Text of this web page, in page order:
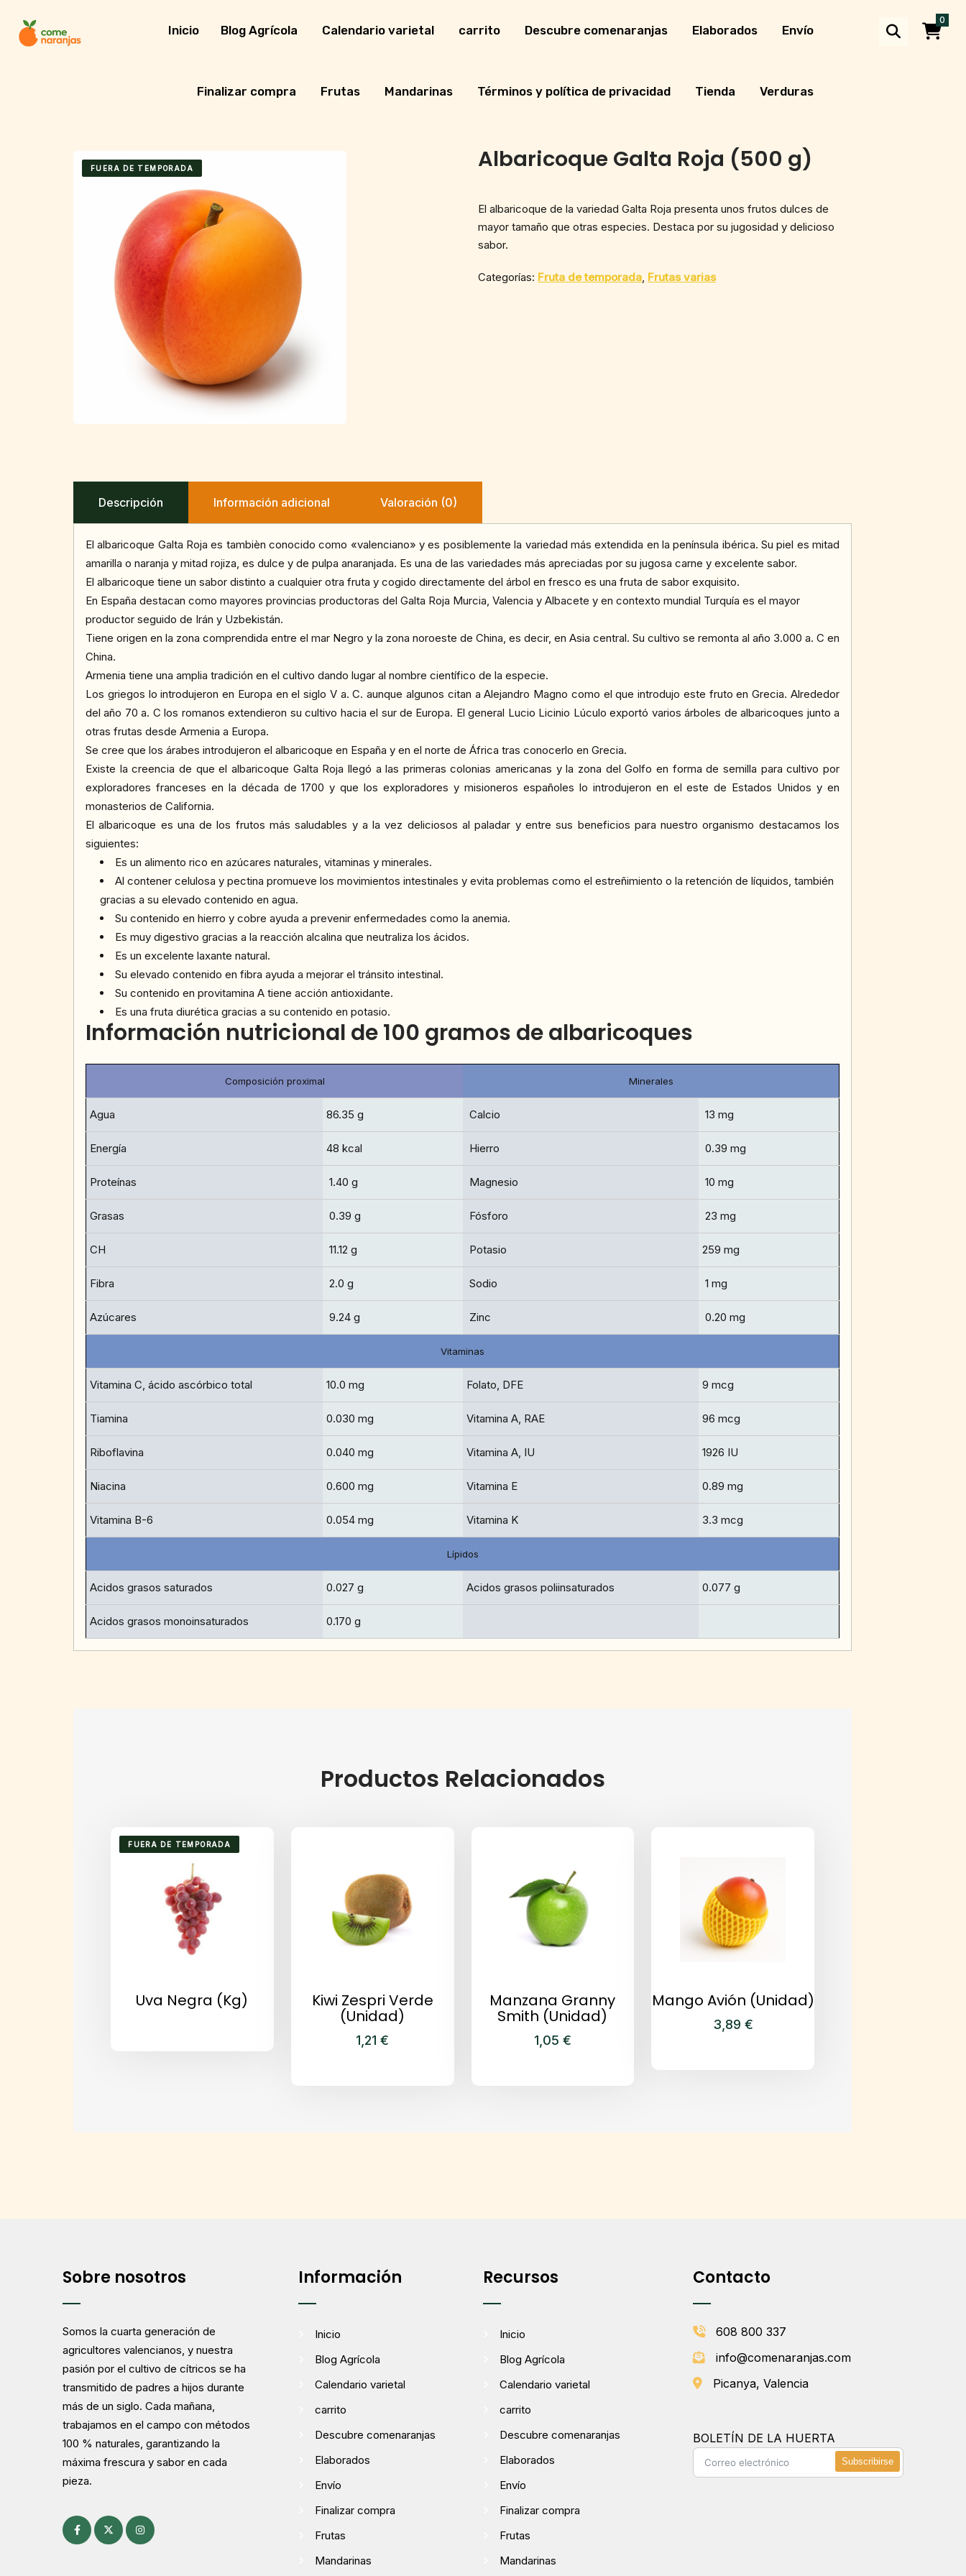
content
Inicio Blog Agrícola Calendario varietal carrito Descubre comenaranjas Elaborados Envío
Finalizar compra Frutas Mandarinas Términos y política de privacidad Tienda Verduras
0
FUERA DE TEMPORADA Albaricoque Galta Roja (500 g)
El albaricoque de la variedad Galta Roja presenta unos frutos dulces de
mayor tamaño que otras especies. Destaca por su jugosidad y delicioso
sabor.
Categorías: Fruta de temporada, Frutas varias
Descripción Información adicional Valoración (0)
El albaricoque Galta Roja es tambièn conocido como «valenciano» y es posiblemente la variedad más extendida en la península ibérica. Su piel es mitad
amarilla o naranja y mitad rojiza, es dulce y de pulpa anaranjada. Es una de las variedades más apreciadas por su jugosa carne y excelente sabor.
El albaricoque tiene un sabor distinto a cualquier otra fruta y cogido directamente del árbol en fresco es una fruta de sabor exquisito.
En España destacan como mayores provincias productoras del Galta Roja Murcia, Valencia y Albacete y en contexto mundial Turquía es el mayor
productor seguido de Irán y Uzbekistán.
Tiene origen en la zona comprendida entre el mar Negro y la zona noroeste de China, es decir, en Asia central. Su cultivo se remonta al año 3.000 a. C en
China.
Armenia tiene una amplia tradición en el cultivo dando lugar al nombre científico de la especie.
Los griegos lo introdujeron en Europa en el siglo V a. C. aunque algunos citan a Alejandro Magno como el que introdujo este fruto en Grecia. Alrededor
del año 70 a. C los romanos extendieron su cultivo hacia el sur de Europa. El general Lucio Licinio Lúculo exportó varios árboles de albaricoques junto a
otras frutas desde Armenia a Europa.
Se cree que los árabes introdujeron el albaricoque en España y en el norte de África tras conocerlo en Grecia.
Existe la creencia de que el albaricoque Galta Roja llegó a las primeras colonias americanas y la zona del Golfo en forma de semilla para cultivo por
exploradores franceses en la década de 1700 y que los exploradores y misioneros españoles lo introdujeron en el este de Estados Unidos y en
monasterios de California.
El albaricoque es una de los frutos más saludables y a la vez deliciosos al paladar y entre sus beneficios para nuestro organismo destacamos los
siguientes:
Es un alimento rico en azúcares naturales, vitaminas y minerales.
Al contener celulosa y pectina promueve los movimientos intestinales y evita problemas como el estreñimiento o la retención de líquidos, también
gracias a su elevado contenido en agua.
Su contenido en hierro y cobre ayuda a prevenir enfermedades como la anemia.
Es muy digestivo gracias a la reacción alcalina que neutraliza los ácidos.
Es un excelente laxante natural.
Su elevado contenido en fibra ayuda a mejorar el tránsito intestinal.
Su contenido en provitamina A tiene acción antioxidante.
Es una fruta diurética gracias a su contenido en potasio.
Información nutricional de 100 gramos de albaricoques
Composición proximal Minerales
Agua 86.35 g Calcio 13 mg
Energía 48 kcal Hierro 0.39 mg
Proteínas 1.40 g Magnesio 10 mg
Grasas 0.39 g Fósforo 23 mg
CH 11.12 g Potasio 259 mg
Fibra 2.0 g Sodio 1 mg
Azúcares 9.24 g Zinc 0.20 mg
Vitaminas
Vitamina C, ácido ascórbico total 10.0 mg Folato, DFE 9 mcg
Tiamina 0.030 mg Vitamina A, RAE 96 mcg
Riboflavina 0.040 mg Vitamina A, IU 1926 IU
Niacina 0.600 mg Vitamina E 0.89 mg
Vitamina B-6 0.054 mg Vitamina K 3.3 mcg
Lípidos
Acidos grasos saturados 0.027 g Acidos grasos poliinsaturados 0.077 g
Acidos grasos monoinsaturados 0.170 g
Productos Relacionados
FUERA DE TEMPORADA
Uva Negra (kg) Kiwi Zespri Verde
(Unidad)
1,21€
Manzana Granny
Smith (Unidad)
1,05 €
Mango Avión (Unidad)
3,89 €
Sobre nosotros
Somos la cuarta generación de
agricultores valencianos, y nuestra
pasión por el cultivo de cítricos se ha
transmitido de padres a hijos durante
más de un siglo. Cada mañana,
trabajamos en el campo con métodos
100 % naturales, garantizando la
máxima frescura y sabor en cada
pieza.
Información
Inicio
Blog Agrícola
Calendario varietal
carrito
Descubre comenaranjas
Elaborados
Envío
Finalizar compra
Frutas
Mandarinas
Recursos
Inicio
Blog Agrícola
Calendario varietal
carrito
Descubre comenaranjas
Elaborados
Envío
Finalizar compra
Frutas
Mandarinas
Contacto
608 800 337
info@comenaranjas.com
Picanya, Valencia
BOLETÍN DE LA HUERTA
Subscribirse